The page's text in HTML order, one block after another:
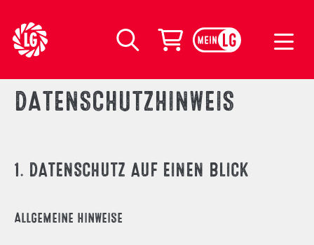
LG Seeds Logo
Suche
Warenkorb
DATENSCHUTZHINWEIS
1. DATENSCHUTZ AUF EINEN BLICK
ALLGEMEINE HINWEISE